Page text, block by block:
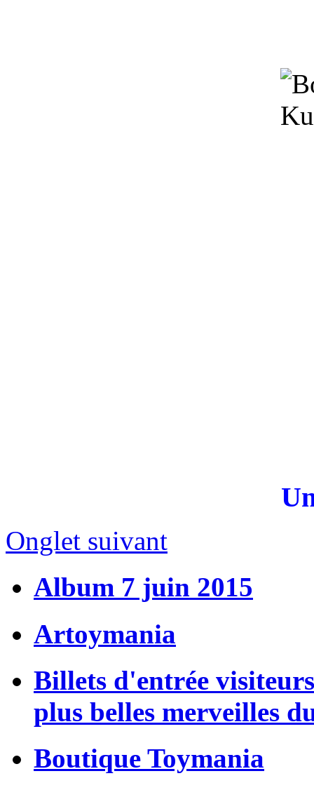
Onglet suivant
Album 7 juin 2015
Artoymania
Billets d'entrée
plus belles merveilles
Boutique Toymania